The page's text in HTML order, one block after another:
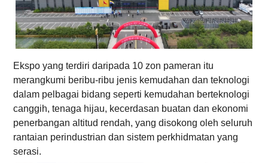
Ekspo yang terdiri daripada 10 zon pameran itu
merangkumi beribu-ribu jenis kemudahan dan teknologi
dalam pelbagai bidang seperti kemudahan berteknologi
canggih, tenaga hijau, kecerdasan buatan dan ekonomi
penerbangan altitud rendah, yang disokong oleh seluruh
rantaian perindustrian dan sistem perkhidmatan yang
serasi.